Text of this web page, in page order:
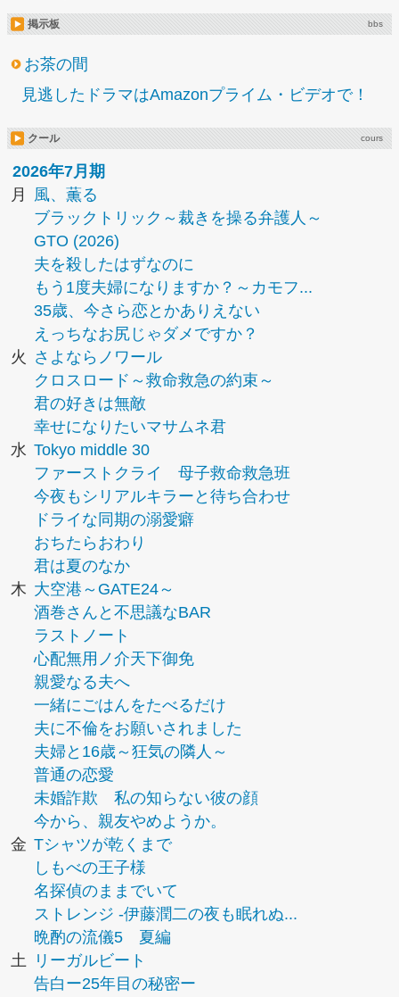
掲示板 bbs
お茶の間
見逃したドラマはAmazonプライム・ビデオで！
クール cours
2026年7月期
月
風、薫る
ブラックトリック～裁きを操る弁護人～
GTO (2026)
夫を殺したはずなのに
もう1度夫婦になりますか？～カモフ...
35歳、今さら恋とかありえない
えっちなお尻じゃダメですか？
火
さよならノワール
クロスロード～救命救急の約束～
君の好きは無敵
幸せになりたいマサムネ君
水 Tokyo middle 30
ファーストクライ 母子救命救急班
今夜もシリアルキラーと待ち合わせ
ドライな同期の溺愛癖
おちたらおわり
君は夏のなか
木 大空港～GATE24～
酒巻さんと不思議なBAR
ラストノート
心配無用ノ介天下御免
親愛なる夫へ
一緒にごはんをたべるだけ
夫に不倫をお願いされました
夫婦と16歳～狂気の隣人～
普通の恋愛
未婚詐欺 私の知らない彼の顔
今から、親友やめようか。
金 Tシャツが乾くまで
しもべの王子様
名探偵のままでいて
ストレンジ -伊藤潤二の夜も眠れぬ...
晩酌の流儀5 夏編
土
リーガルビート
告白ー25年目の秘密ー